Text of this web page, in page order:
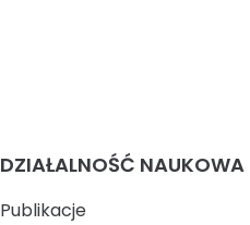
DZIAŁALNOŚĆ NAUKOWA
Publikacje